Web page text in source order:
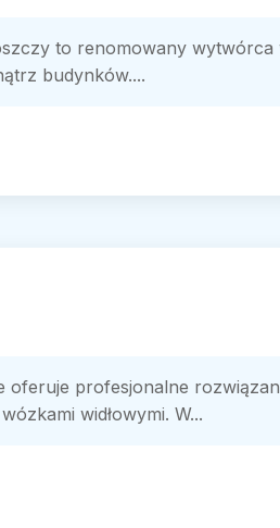
to renomowany
budynków....
oferuje profesjonalne
widłowymi. W...